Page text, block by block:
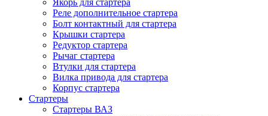
Реле дополнительное стартера
Болт контактный для стартера
Крышки стартера
Редуктор стартера
Рычаг стартера
Втулки для стартера
Вилка привода для стартера
Корпус стартера
Стартеры
Стартеры ВАЗ